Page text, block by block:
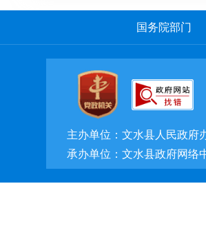
国务院部门
主办单位：文水县人民政府
承办单位：文水县政府网络